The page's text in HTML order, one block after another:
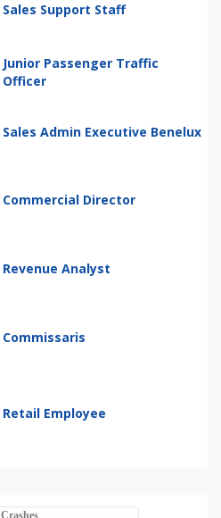
Sales Support Staff
Junior Passenger Traffic
Officer
Sales Admin Executive Benelux
Commercial Director
Revenue Analyst
Commissaris
Retail Employee